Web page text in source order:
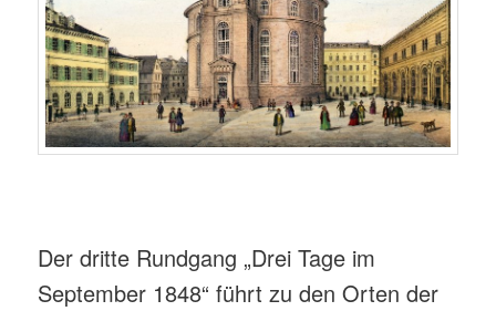
Der dritte Rundgang „Drei Tage im
September 1848“ führt zu den Orten der